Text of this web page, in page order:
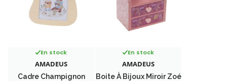
En stock
AMADEUS
Cadre Champignon
En stock
AMADEUS
Boite À Bijoux Miroir Zoé